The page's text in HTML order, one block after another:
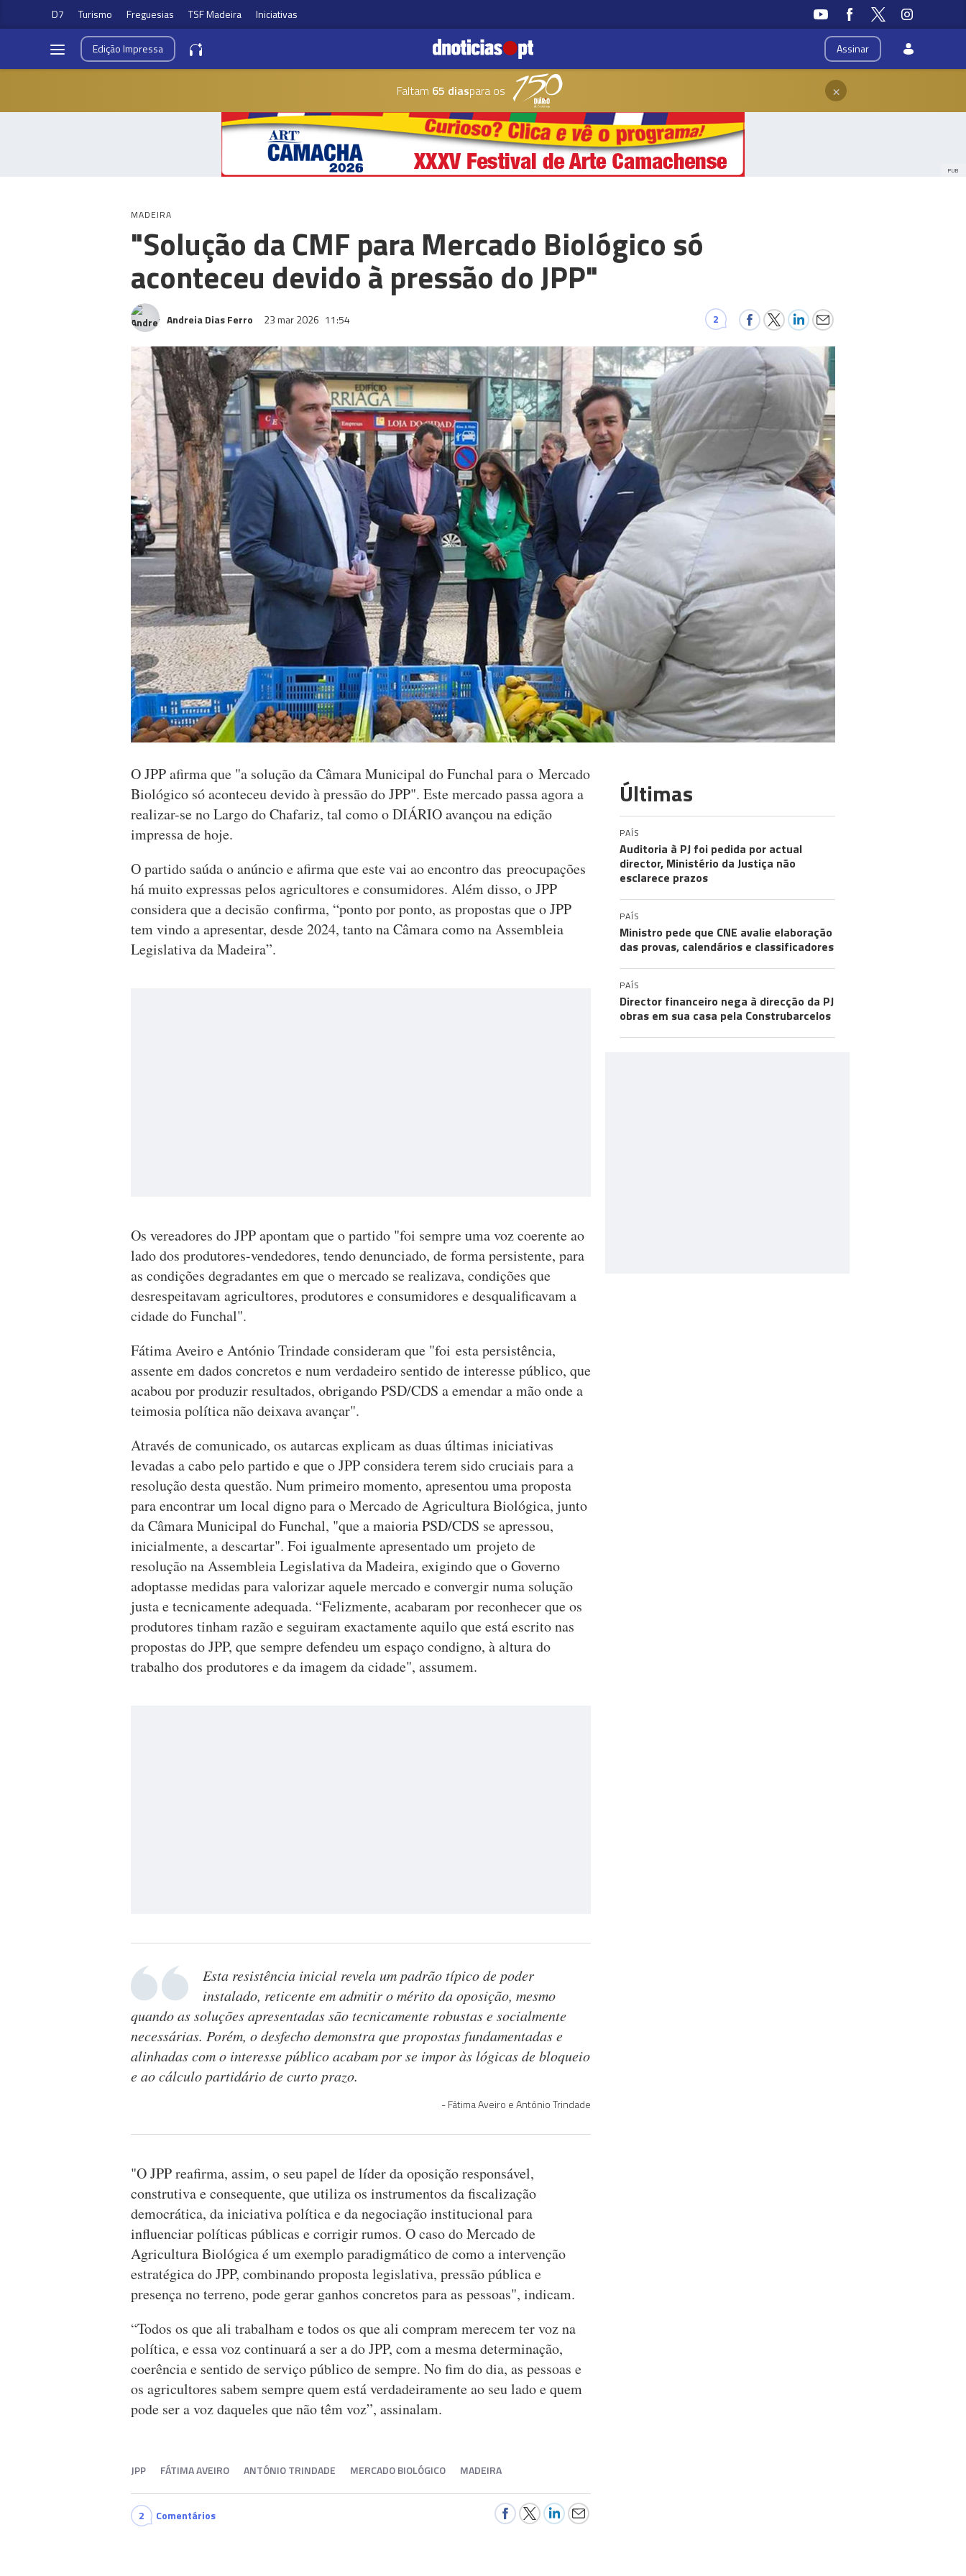
D7 Turismo Freguesias TSF Madeira Iniciativas
Assinar
EdiçãoImpressa
Faltam 65 diaspara os ×
PUB
MADEIRA
"Solução da CMF para Mercado Biológico só
aconteceu devido à pressão do JPP"
Andreia Dias Ferro 23 mar 2026 11:54 2
O JPP afirma que "a solução da Câmara Municipal do Funchal para o Mercado
Biológico só aconteceu devido à pressão do JPP". Este mercado passa agora a
realizar-se no Largo do Chafariz, tal como o DIÁRIO avançou na edição
impressa de hoje.
O partido saúda o anúncio e afirma que este vai ao encontro das preocupações
há muito expressas pelos agricultores e consumidores. Além disso, o JPP
considera que a decisão confirma, “ponto por ponto, as propostas que o JPP
tem vindo a apresentar, desde 2024, tanto na Câmara como na Assembleia
Legislativa da Madeira”.
Os vereadores do JPP apontam que o partido "foi sempre uma voz coerente ao
lado dos produtores-vendedores, tendo denunciado, de forma persistente, para
as condições degradantes em que o mercado se realizava, condições que
desrespeitavam agricultores, produtores e consumidores e desqualificavam a
cidade do Funchal".
Fátima Aveiro e António Trindade consideram que "foi esta persistência,
assente em dados concretos e num verdadeiro sentido de interesse público, que
acabou por produzir resultados, obrigando PSD/CDS a emendar a mão onde a
teimosia política não deixava avançar".
Através de comunicado, os autarcas explicam as duas últimas iniciativas
levadas a cabo pelo partido e que o JPP considera terem sido cruciais para a
resolução desta questão. Num primeiro momento, apresentou uma proposta
para encontrar um local digno para o Mercado de Agricultura Biológica, junto
da Câmara Municipal do Funchal, "que a maioria PSD/CDS se apressou,
inicialmente, a descartar". Foi igualmente apresentado um projeto de
resolução na Assembleia Legislativa da Madeira, exigindo que o Governo
adoptasse medidas para valorizar aquele mercado e convergir numa solução
justa e tecnicamente adequada. “Felizmente, acabaram por reconhecer que os
produtores tinham razão e seguiram exactamente aquilo que está escrito nas
propostas do JPP, que sempre defendeu um espaço condigno, à altura do
trabalho dos produtores e da imagem da cidade", assumem.
Esta resistência inicial revela um padrão típico de poder
instalado, reticente em admitir o mérito da oposição, mesmo
quando as soluções apresentadas são tecnicamente robustas e socialmente
necessárias. Porém, o desfecho demonstra que propostas fundamentadas e
alinhadas com o interesse público acabam por se impor às lógicas de bloqueio
e ao cálculo partidário de curto prazo.
Fátima Aveiro e António Trindade
"O JPP reafirma, assim, o seu papel de líder da oposição responsável,
construtiva e consequente, que utiliza os instrumentos da fiscalização
democrática, da iniciativa política e da negociação institucional para
influenciar políticas públicas e corrigir rumos. O caso do Mercado de
Agricultura Biológica é um exemplo paradigmático de como a intervenção
estratégica do JPP, combinando proposta legislativa, pressão pública e
presença no terreno, pode gerar ganhos concretos para as pessoas", indicam.
“Todos os que ali trabalham e todos os que ali compram merecem ter voz na
política, e essa voz continuará a ser a do JPP, com a mesma determinação,
coerência e sentido de serviço público de sempre. No fim do dia, as pessoas e
os agricultores sabem sempre quem está verdadeiramente ao seu lado e quem
pode ser a voz daqueles que não têm voz”, assinalam.
JPP FÁTIMA AVEIRO ANTÓNIO TRINDADE MERCADO BIOLÓGICO MADEIRA
2 Comentários
Últimas
PAÍS
Auditoria à PJ foi pedida por actual
director, Ministério da Justiça não
esclarece prazos
PAÍS
Ministro pede que CNE avalie elaboração
das provas, calendários e classificadores
PAÍS
Director financeiro nega à direcção da PJ
obras em sua casa pela Construbarcelos